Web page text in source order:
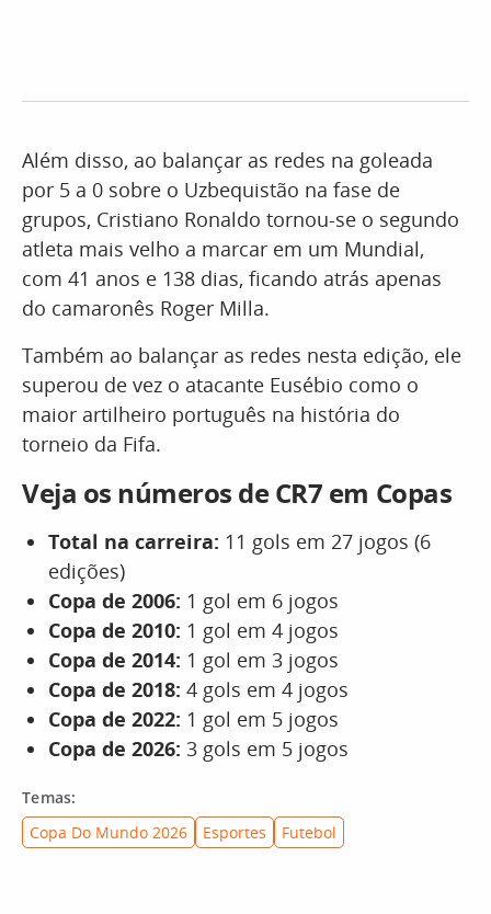
Além disso, ao balançar as redes na goleada
por 5 a 0 sobre o Uzbequistão na fase de
grupos, Cristiano Ronaldo tornou-se o segundo
atleta mais velho a marcar em um Mundial,
com 41 anos e 138 dias, ficando atrás apenas
do camaronês Roger Milla.
Também ao balançar as redes nesta edição, ele
superou de vez o atacante Eusébio como o
maior artilheiro português na história do
torneio da Fifa.
Veja os números de CR7 em Copas
Total na carreira: 11 gols em 27 jogos (6
edições)
Copa de 2006: 1 gol em 6 jogos
Copa de 2010: 1 gol em 4 jogos
Copa de 2014: 1 gol em 3 jogos
Copa de 2018: 4 gols em 4 jogos
Copa de 2022: 1 gol em 5 jogos
Copa de 2026: 3 gols em 5 jogos
Temas:
Copa Do Mundo 2026
Esportes Futebol